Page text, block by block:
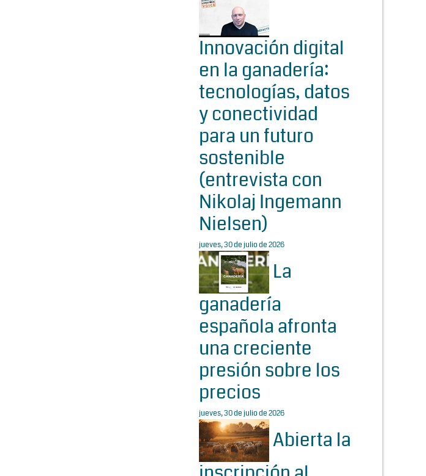
Innovación digital
en la ganadería:
tecnologías, datos
y conectividad
para un futuro
sostenible
(entrevista con
Nikolaj Ingemann
Nielsen)
jueves, 30 de julio de 2026
La
ganadería
española afronta
una creciente
presión sobre los
precios
jueves, 30 de julio de 2026
Abierta la